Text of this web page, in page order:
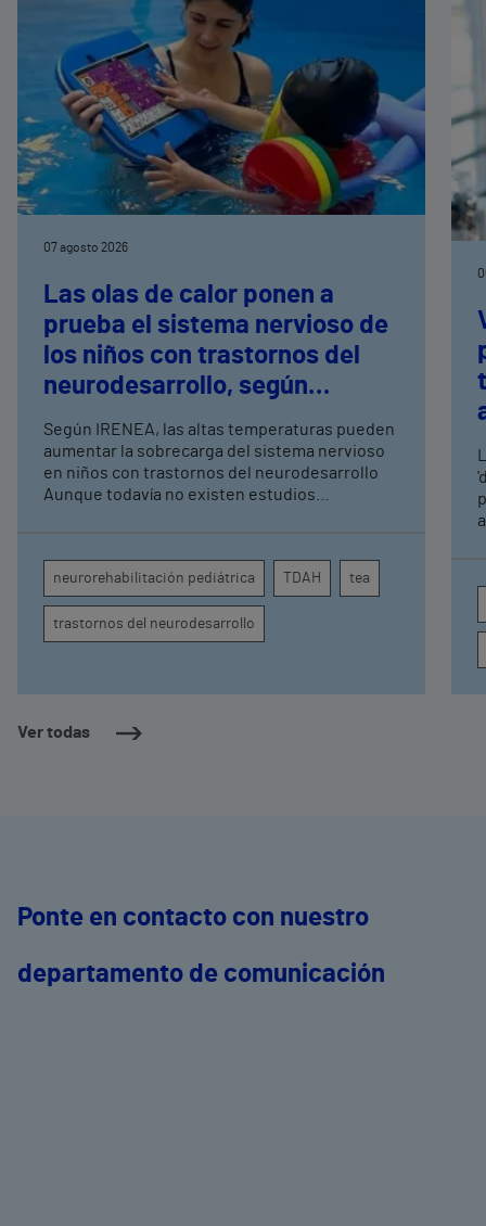
Ver todas
07 agosto 2026
Las olas de calor ponen a
prueba el sistema nervioso de
los niños con trastornos del
neurodesarrollo, según
expertos en
neurorrehabilitación
pediátrica de Vithas
Según IRENEA, las altas temperaturas pueden
aumentar la sobrecarga del sistema nervioso
en niños con trastornos del neurodesarrollo
Aunque todavía no existen estudios
atención, la regulación emocional y la
conducta
neurorehabilitación pediátrica TDAH tea
trastornos del neurodesarrollo
Ponte en contacto con nuestro
departamento de comunicación